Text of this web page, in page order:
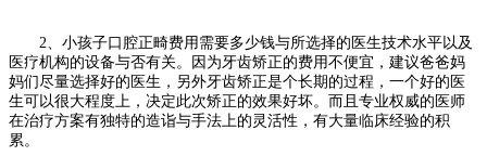
2、小孩子口腔正畸费用需要多少钱与所选择的医生技术水平以及
医疗机构的设备与否有关。因为牙齿矫正的费用不便宜，建议爸爸妈
妈们尽量选择好的医生，另外牙齿矫正是个长期的过程，一个好的医
生可以很大程度上，决定此次矫正的效果好坏。而且专业权威的医师
在治疗方案有独特的造诣与手法上的灵活性，有大量临床经验的积
累。